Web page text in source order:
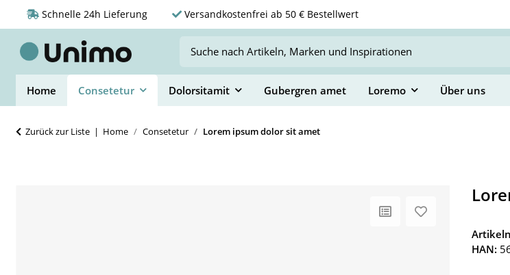
Schnelle 24h Lieferung Versandkostenfrei ab 50 € Bestellwert
Home Consetetur Dolorsitamit Gubergren amet Loremo Über uns
Zurück zur Liste Home Consetetur Lorem ipsum dolor sit amet
HAN: